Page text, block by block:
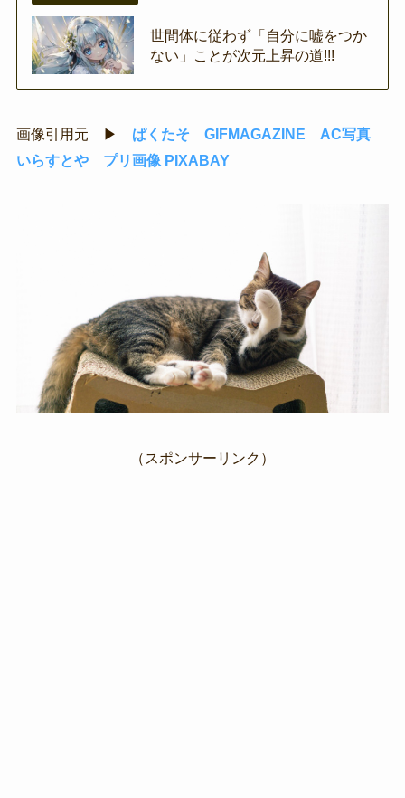
世間体に従わず「自分に嘘をつか
ない」ことが次元上昇の道!!!
画像引用元 ▶ ぱくたそ GIFMAGAZINE
AC写真
いらすとや
プリ画像 PIXABAY
（スポンサーリンク）